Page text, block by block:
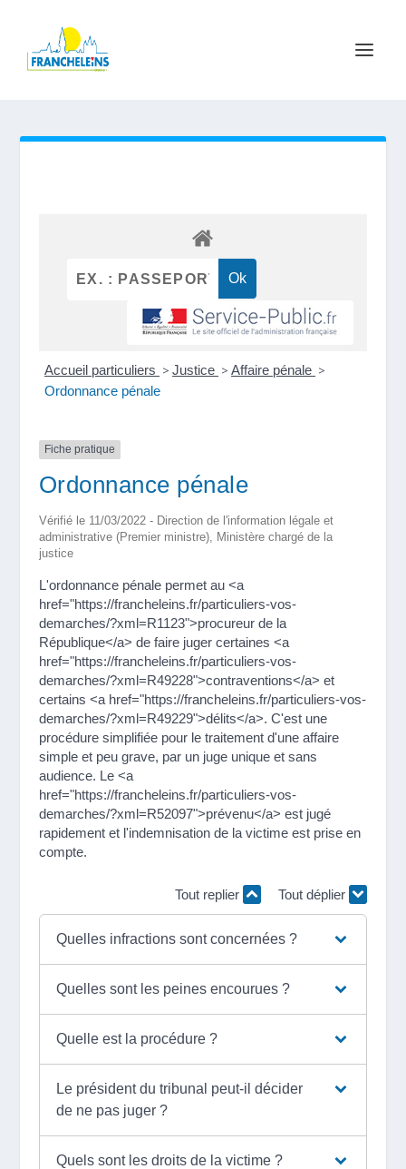
Accueil particuliers > Justice > Affaire pénale >
Ordonnance pénale
Fiche pratique
Ordonnance pénale
Vérifié le 11/03/2022 - Direction de l'information légale et
administrative (Premier ministre), Ministère chargé de la
justice
L'ordonnance pénale permet au <a
href="https://francheleins.fr/particuliers-vos-
demarches/?xml=R1123">procureur de la
République</a> de faire juger certaines <a
href="https://francheleins.fr/particuliers-vos-
demarches/?xml=R49228">contraventions</a> et
certains <a href="https://francheleins.fr/particuliers-vos-
demarches/?xml=R49229">délits</a>. C'est une
procédure simplifiée pour le traitement d'une affaire
simple et peu grave, par un juge unique et sans
audience. Le <a
href="https://francheleins.fr/particuliers-vos-
demarches/?xml=R52097">prévenu</a> est jugé
rapidement et l'indemnisation de la victime est prise en
compte.
Tout replier Tout déplier
Quelles infractions sont concernées ?
Quelles sont les peines encourues ?
Quelle est la procédure ?
Le président du tribunal peut-il décider
de ne pas juger ?
Quels sont les droits de la victime ?